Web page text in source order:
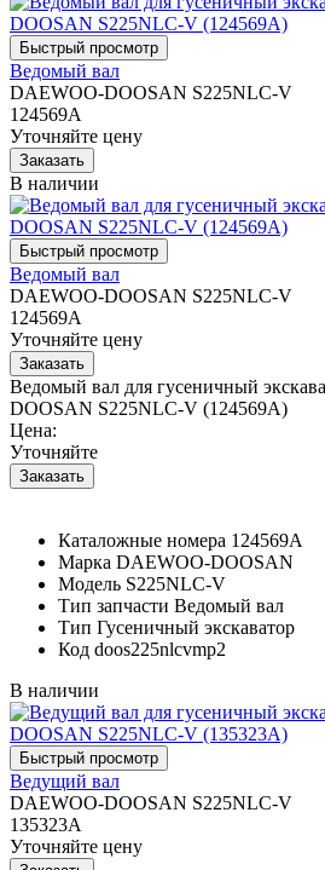
Ведомый вал
DAEWOO-DOOSAN S225NLC-V
124569A
Уточняйте цену
В наличии
Ведомый вал
DAEWOO-DOOSAN S225NLC-V
124569A
Уточняйте цену
Ведомый вал для гусеничный
DOOSAN S225NLC-V (124569A)
Цена:
Уточняйте
Каталожные номера 124569A
Марка DAEWOO-DOOSAN
Модель S225NLC-V
Тип запчасти Ведомый вал
Тип Гусеничный экскаватор
Код doos225nlcvmp2
В наличии
Ведущий вал
DAEWOO-DOOSAN S225NLC-V
135323A
Уточняйте цену